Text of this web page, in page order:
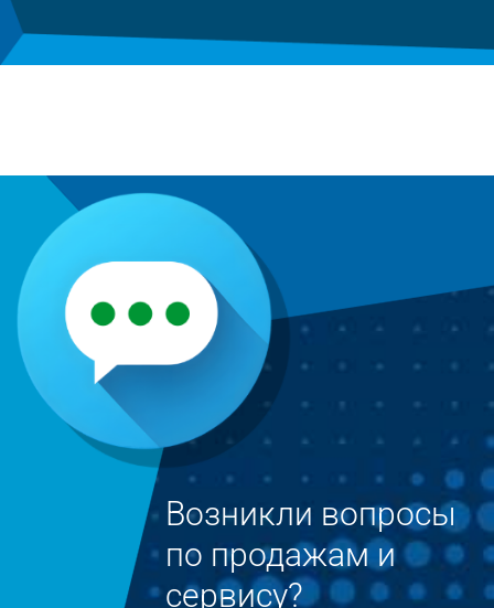
Возникли вопросы
по продажам и
сервису?